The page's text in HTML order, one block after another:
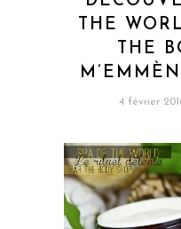
THE
THE
4 février